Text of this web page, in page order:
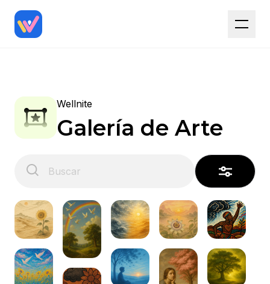
Wellnite
Galería de Arte